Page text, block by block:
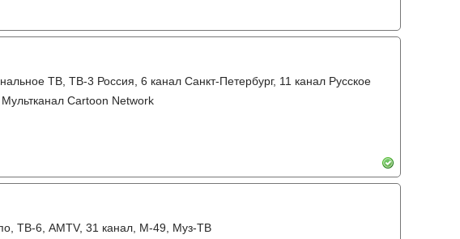
ТВ, ТВ-3 Россия, 6 канал Санкт-Петербург, 11 канал Русское
Cartoon Network
ТВ-6, AMTV, 31 канал, М-49, Муз-ТВ